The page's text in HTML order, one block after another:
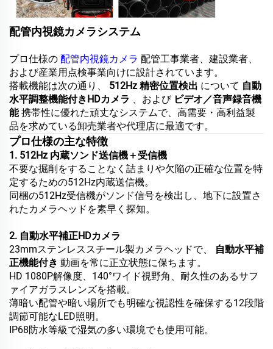
配管内視鏡カメラシステム
プロ仕様の 配管内視鏡カメラ 配管工事業者、建設業者、
および産業用点検事業向けに設計されています。
搭載機能は次の通り、 512Hz 精密位置検出 について 自動
水平調整機能付きHDカメラ 、および ビデオ／音声録音機
能携帯性に優れた頑丈なシステムで、高需要・高利益製
品を求めている卸売業者や代理店に最適です。
プロ仕様の主な特徴
1. 512Hz 内蔵ソンド送信機＋受信機
不要な掘削をすることなく詰まりや欠陥の正確な位置を特
定するための512Hz内蔵送信機。
同梱の512Hz受信機がソンド信号を検出し、地下に設置さ
れたカメラヘッドを素早く探知。
2. 自動水平補正HDカメラ
23mmステンレススチール製カメラヘッドで、
自動水平補
正機能付き 動画を常に正立状態に保ちます。
HD 1080P解像度、140°ワイド視野角、耐久性のあるサフ
ァイアガラスレンズを搭載。
薄暗い配管や暗い場所でも明確な視認性を確保する12段階
調節可能なLED照明。
IP68防水等級で湿気の多い環境でも使用可能。